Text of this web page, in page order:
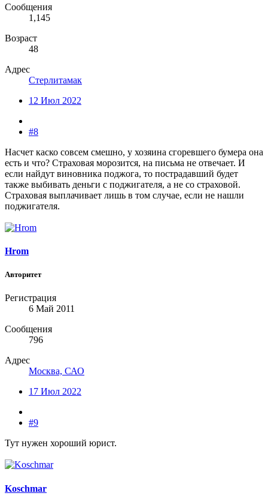
Сообщения
1,145
Возраст
48
Адрес
Стерлитамак
12 Июл 2022
#8
Насчет каско совсем смешно, у хозяина сгоревшего бумера она
есть и что? Страховая морозится, на письма не отвечает. И
если найдут виновника поджога, то пострадавший будет
также выбивать деньги с поджигателя, а не со страховой.
Страховая выплачивает лишь в том случае, если не нашли
поджигателя.
Hrom
Авторитет
Регистрация
6 Май 2011
Сообщения
796
Адрес
Москва, САО
17 Июл 2022
#9
Тут нужен хороший юрист.
Koschmar